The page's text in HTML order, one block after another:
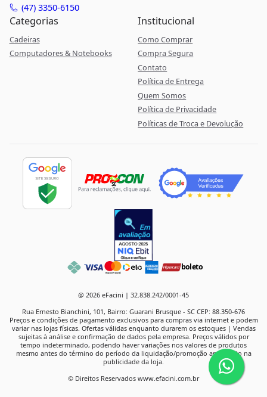
(47) 3350-6150
Categorias
Cadeiras
Computadores & Notebooks
Institucional
Como Comprar
Compra Segura
Contato
Política de Entrega
Quem Somos
Política de Privacidade
Políticas de Troca e Devolução
boleto
@ 2026 eFacini | 32.838.242/0001-45
Rua Ernesto Bianchini, 101, Bairro: Guarani Brusque - SC CEP: 88.350-676
Preços e condições de pagamento exclusivos para compras via internet e podem
variar nas lojas físicas. Ofertas válidas enquanto durarem os estoques | Vendas
sujeitas à análise e confirmação de dados pela empresa. Preços válidos por
tempo indeterminado, podendo haver variações nos valores de produtos
mesmo antes do término do período da liquidação/promoção anunciado na
publicidade da loja.
© Direitos Reservados www.efacini.com.br